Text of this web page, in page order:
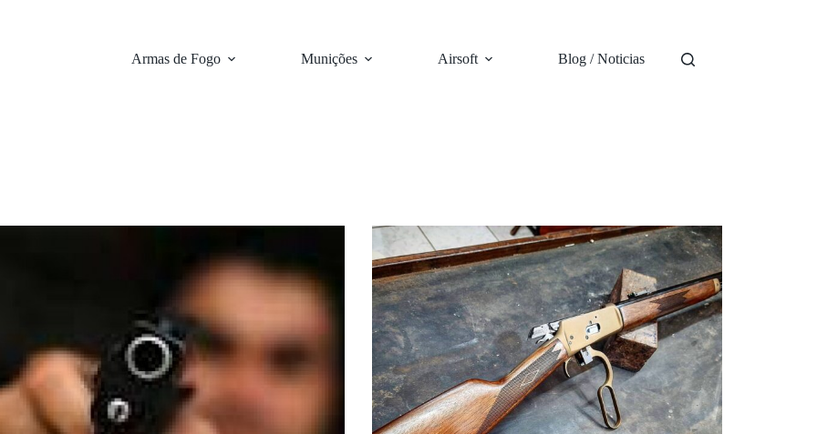
Armas de Fogo Munições Airsoft Blog / Noticias